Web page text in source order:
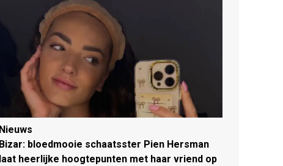
Nieuws
Bizar: bloedmooie schaatsster Pien Hersman
laat heerlijke hoogtepunten met haar vriend op